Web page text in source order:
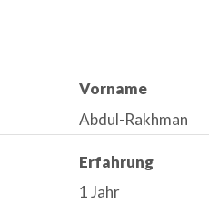
Vorname
Abdul-Rakhman
Erfahrung
1 Jahr